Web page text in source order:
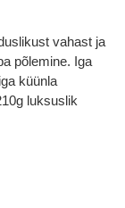
vahast ja
põlemine. Iga
küünla
luksuslik